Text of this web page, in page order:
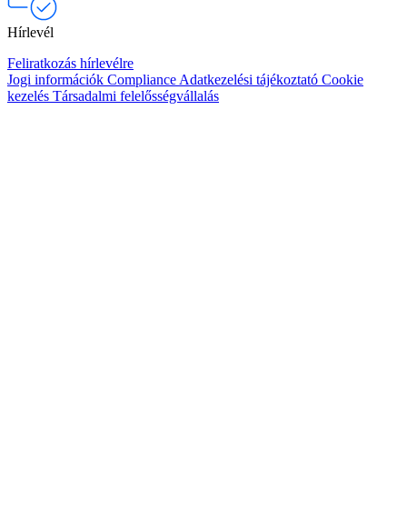
Hírlevél
Feliratkozás hírlevélre
Jogi információk Compliance Adatkezelési tájékoztató Cookie
kezelés Társadalmi felelősségvállalás